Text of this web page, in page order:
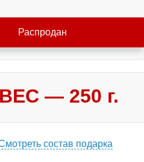
Распродан
ВЕС — 250 г.
состав подарка